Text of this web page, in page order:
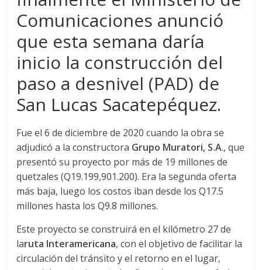
a
n
s
p
o
r
t
e
Comunicaciones anunció
que esta semana daría
inicio la construcción del
paso a desnivel (PAD) de
San Lucas Sacatepéquez.
Fue el 6 de diciembre de 2020 cuando la obra se
adjudicó a la constructora Grupo Muratori, S.A., que
presentó su proyecto por más de 19 millones de
quetzales (Q19.199,901.200). Era la segunda oferta
más baja, luego los costos iban desde los Q17.5
millones hasta los Q9.8 millones.
Este proyecto se construirá en el kilómetro 27 de
laruta Interamericana, con el objetivo de facilitar la
circulación del tránsito y el retorno en el lugar,